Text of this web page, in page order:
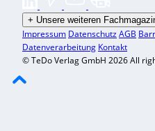
+ Unsere weiteren
Impressum DatenschutzAGB
Datenverarbeitung Kontakt
© TeDo Verlag GmbH 2026 All